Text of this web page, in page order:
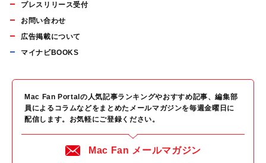
プレスリリース受付
お問い合わせ
広告掲載について
マイナビBOOKS
Mac Fan Portalの人気記事ランキングやおすすめ記事、編集部
員によるコラムなどをまとめたメールマガジンを毎週金曜日に
配信します。お気軽にご登録ください。
Mac Fan メールマガジン